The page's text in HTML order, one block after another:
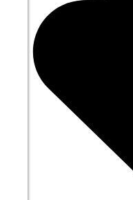
06:00